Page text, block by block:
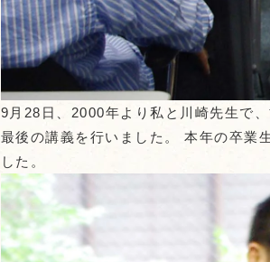
9月28日、2000年より私と川崎先生で
最後の講義を行いました。 本年の卒業
した。